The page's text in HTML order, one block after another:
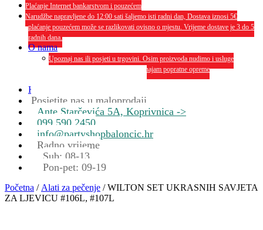
Plaćanje Internet bankarstvom i pouzećem
Narudžbe napravljene do 12:00 sati šaljemo isti radni dan, Dostava iznosi 5€
plaćanje pouzećem može se razlikovati ovisno o mjestu. Vrijeme dostave je 3 do 5
radnih dana.
O nama
Upoznaj nas ili posjeti u trgovini. Osim proizvoda nudimo i usluge
dekoriranja interijera i eksterija te najam popratne opreme
Kontakt
Posjetite nas u maloprodaji
Ante Starčevića 5A, Koprivnica ->
099 590 2450
info@partyshopbaloncic.hr
Radno vrijeme
Sub: 08-13
Pon-pet: 09-19
Početna / Alati za pečenje / WILTON SET UKRASNIH SAVJETA
ZA LJEVICU #106L, #107L